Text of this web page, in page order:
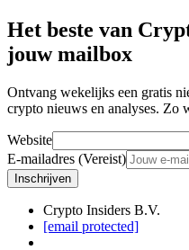
Het beste van
jouw mailbox
Ontvang wekelijks een gratis
crypto nieuws en analyses. Zo
Website
E-mailadres (Vereist)
Inschrijven
Crypto Insiders B.V.
[email protected]